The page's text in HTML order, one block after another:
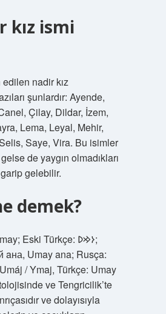
kız ismi
nadir kız
şunlardır: Ayende,
Çilay, Dildar, İzem,
Lema, Leyal, Mehir,
Saye, Vira. Bu isimler
de yaygın olmadıkları
gelebilir.
demek?
Eski Türkçe: 𐰆𐰢𐰖;
aна, Umay ana; Rusça:
/ Ymaj, Türkçe: Umay
ve Tengricilik’te
ve dolayısıyla